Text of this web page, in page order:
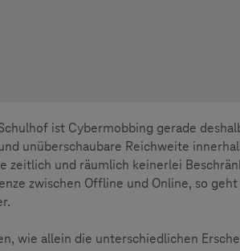
ist Cybermobbing gerade
unüberschaubare Reichweite
zeitlich und räumlich keinerlei
zwischen Offline und Online, so
wie allein die unterschiedlichen